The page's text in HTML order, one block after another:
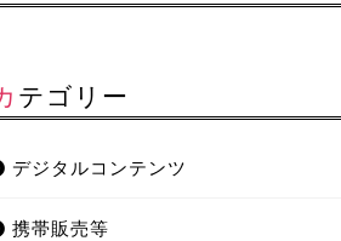
カテゴリー
デジタルコンテンツ
携帯販売等